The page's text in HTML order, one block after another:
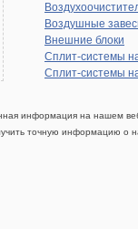
Воздушные
Внешние блоки
Сплит-системы
Сплит-системы
информация на нашем
точную информацию о